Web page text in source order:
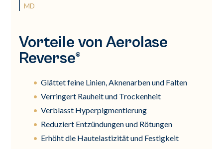
MD
Vorteile von Aerolase
Reverse®
Glättet feine Linien, Aknenarben und Falten
Verringert Rauheit und Trockenheit
Verblasst Hyperpigmentierung
Reduziert Entzündungen und Rötungen
Erhöht die Hautelastizität und Festigkeit